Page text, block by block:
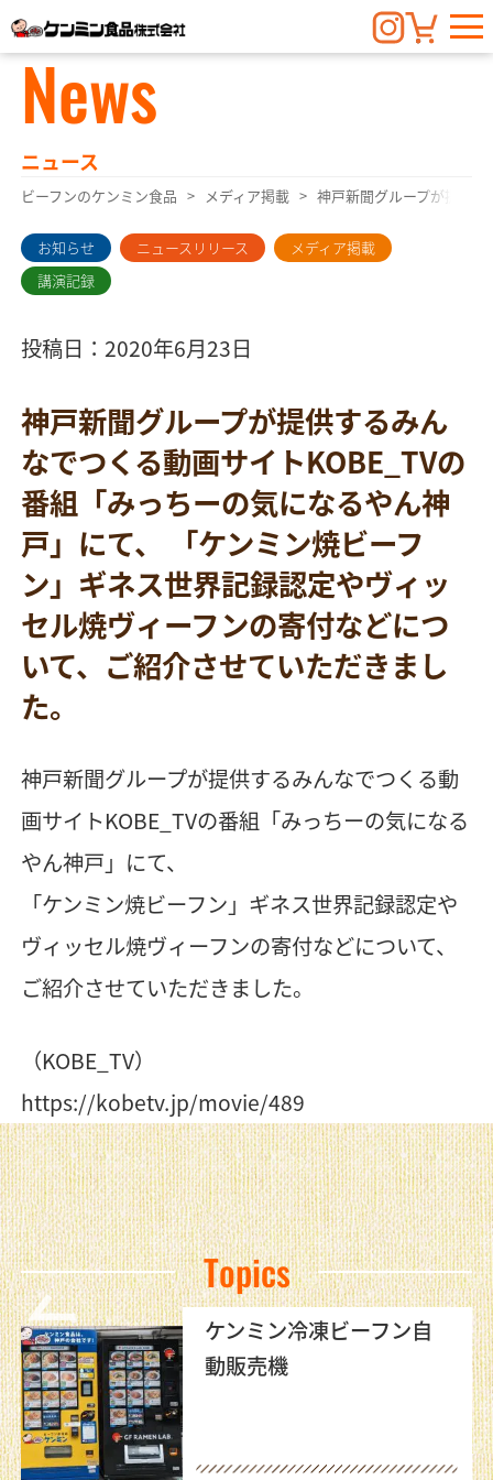
News
ニュース
ビーフンのケンミン食品 メディア掲載 神戸新聞グループが提供
お知らせ ニュースリリース
メディア掲載
講演記録
投稿日：2020年6月23日
神戸新聞グループが提供するみん
なでつくる動画サイトKOBE_TVの
番組「みっちーの気になるやん神
戸」にて、 「ケンミン焼ビーフ
ン」ギネス世界記録認定やヴィッ
セル焼ヴィーフンの寄付などにつ
いて、ご紹介させていただきまし
た。
神戸新聞グループが提供するみんなでつくる動
画サイトKOBE_TVの番組「みっちーの気になる
やん神戸」にて、
「ケンミン焼ビーフン」ギネス世界記録認定や
ヴィッセル焼ヴィーフンの寄付などについて、
ご紹介させていただきました。
（KOBE_TV）
https://kobetv.jp/movie/489
Topics
ケンミン冷凍ビーフン自
動販売機